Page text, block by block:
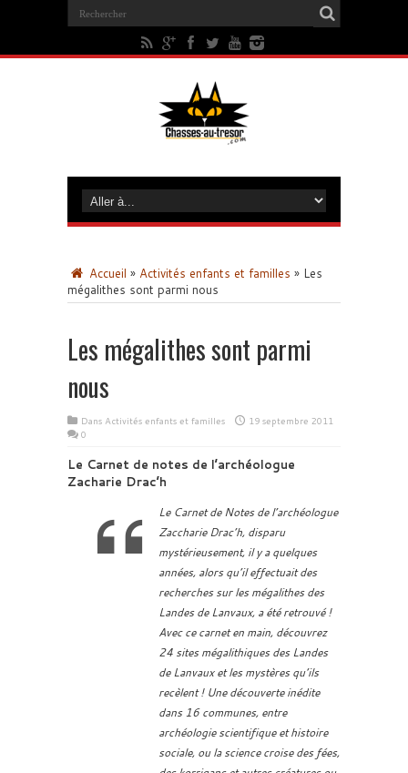
Accueil » Activités enfants et familles » Les
mégalithes sont parmi nous
Les mégalithes sont parmi
nous
Dans Activités enfants et familles
19 septembre 2011
0
Le Carnet de notes de l’archéologue
Zacharie Drac’h
Le Carnet de Notes de l’archéologue
Zaccharie Drac’h, disparu
mystérieusement, il y a quelques
années, alors qu’il effectuait des
recherches sur les mégalithes des
Landes de Lanvaux, a été retrouvé !
Avec ce carnet en main, découvrez
24 sites mégalithiques des Landes
de Lanvaux et les mystères qu’ils
recèlent ! Une découverte inédite
dans 16 communes, entre
archéologie scientifique et histoire
sociale, ou la science croise des fées,